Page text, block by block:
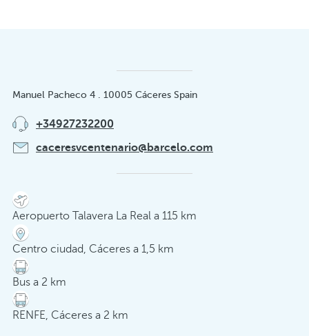
Manuel Pacheco 4 . 10005 Cáceres Spain
+34927232200
caceresvcentenario@barcelo.com
Aeropuerto Talavera La Real a 115 km
Centro ciudad, Cáceres a 1,5 km
Bus a 2 km
RENFE, Cáceres a 2 km